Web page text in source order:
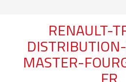
RENAULT-
MASTER-